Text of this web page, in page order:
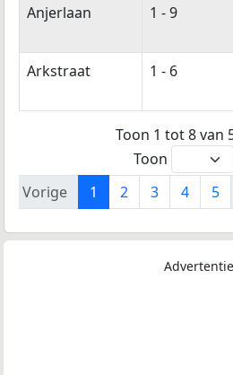
Anjerlaan 1 - 9
Arkstraat 1 - 6
Toon 1 tot 8 van
Toon
Vorige
1 2 3 4 5